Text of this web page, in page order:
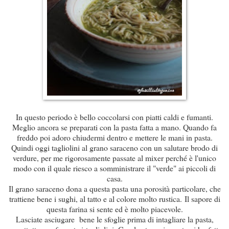
In questo periodo è bello coccolarsi con piatti caldi e fumanti.
Meglio ancora se preparati con la pasta fatta a mano. Quando fa
freddo poi adoro chiudermi dentro e mettere le mani in pasta.
Quindi oggi tagliolini al grano saraceno con un salutare brodo di
verdure, per me rigorosamente passate al mixer perché è l'unico
modo con il quale riesco a somministrare il "verde" ai piccoli di
casa.
Il grano saraceno dona a questa pasta una porosità particolare, che
trattiene bene i sughi, al tatto e al colore molto rustica. Il sapore di
questa farina si sente ed è molto piacevole.
Lasciate asciugare bene le sfoglie prima di intagliare la pasta,